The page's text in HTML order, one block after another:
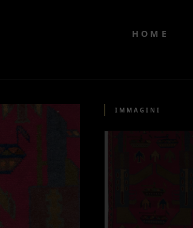
HOME
IMMAGINI